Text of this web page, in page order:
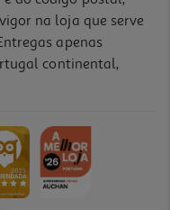
na loja que serve
apenas
continental,